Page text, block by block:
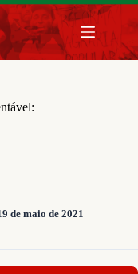
de maio de 2021